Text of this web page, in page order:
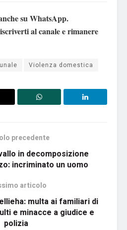
su WhatsApp.
al canale e rimanere
Violenza domestica
precedente
in decomposizione
incriminato un uomo
articolo
multa ai familiari di
e minacce a giudice e
polizia